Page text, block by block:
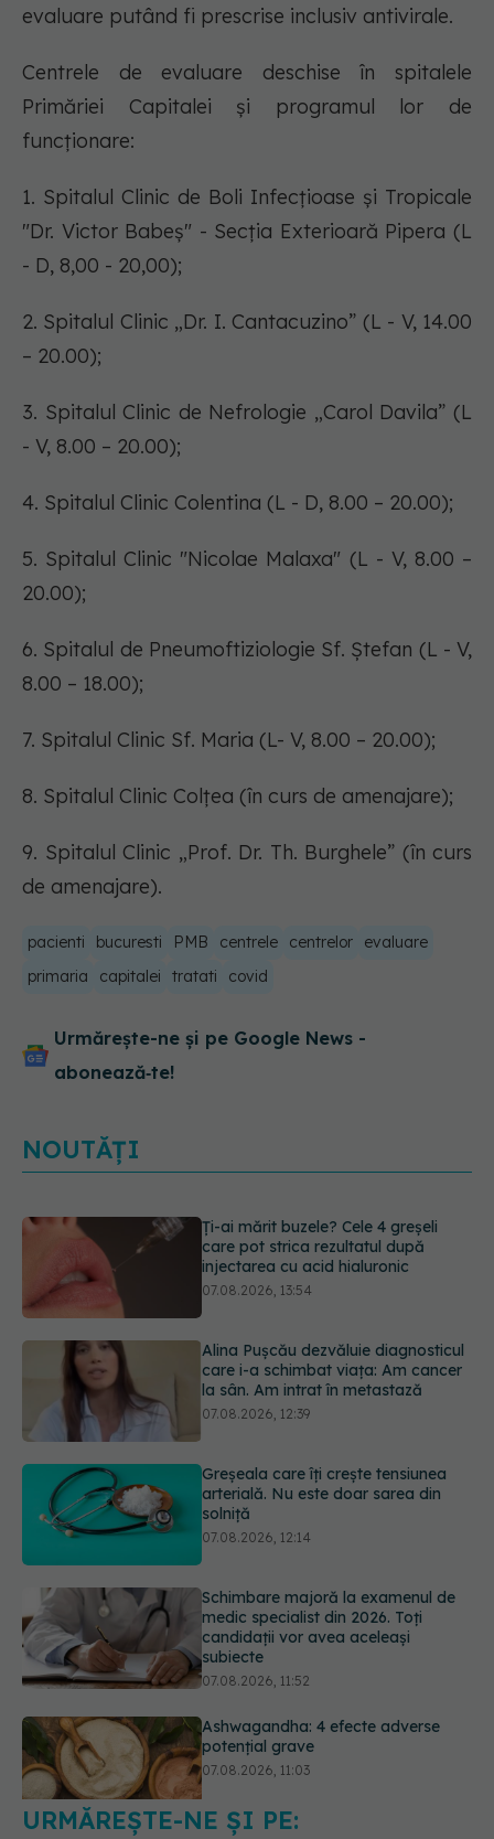
evaluare putând fi prescrise inclusiv antivirale.
Centrele de evaluare deschise în spitalele
Primăriei Capitalei și programul lor de
funcționare:
1. Spitalul Clinic de Boli Infecțioase și Tropicale
"Dr. Victor Babeș" - Secția Exterioară Pipera (L
- D, 8,00 - 20,00);
2. Spitalul Clinic „Dr. I. Cantacuzino” (L - V, 14.00
– 20.00);
3. Spitalul Clinic de Nefrologie „Carol Davila” (L
- V, 8.00 – 20.00);
4. Spitalul Clinic Colentina (L - D, 8.00 – 20.00);
5. Spitalul Clinic "Nicolae Malaxa" (L - V, 8.00 –
20.00);
6. Spitalul de Pneumoftiziologie Sf. Ștefan (L - V,
8.00 – 18.00);
7. Spitalul Clinic Sf. Maria (L- V, 8.00 – 20.00);
8. Spitalul Clinic Colțea (în curs de amenajare);
9. Spitalul Clinic „Prof. Dr. Th. Burghele” (în curs
de amenajare).
pacienti bucuresti PMB centrele centrelor
evaluare
primaria
capitalei tratati covid
Urmărește-ne și pe Google News -
abonează‑te!
NOUTĂȚI
Alina Pușcău dezvăluie diagnosticul
care i-a schimbat viața: Am cancer
la sân. Am intrat în metastază
07.08.2026, 12:39
Greșeala care îți crește tensiunea
arterială. Nu este doar sarea din
solniță
07.08.2026, 12:14
Schimbare majoră la examenul de
medic specialist din 2026. Toți
candidații vor avea aceleași
subiecte
Ashwagandha: 4 efecte adverse
potențial grave
07.08.2026, 11:03
Ți-ai mărit buzele? Cele 4 greșeli
care pot strica rezultatul după
injectarea cu acid hialuronic
URMĂREȘTE-NE ȘI PE: